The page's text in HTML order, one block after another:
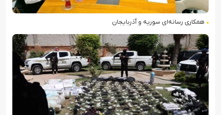
همکاری رسانه‌ای سوریه و آذربایجان